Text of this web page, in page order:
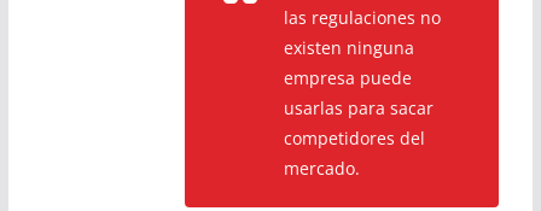
las regulaciones no
existen ninguna
empresa puede
usarlas para sacar
competidores del
mercado.